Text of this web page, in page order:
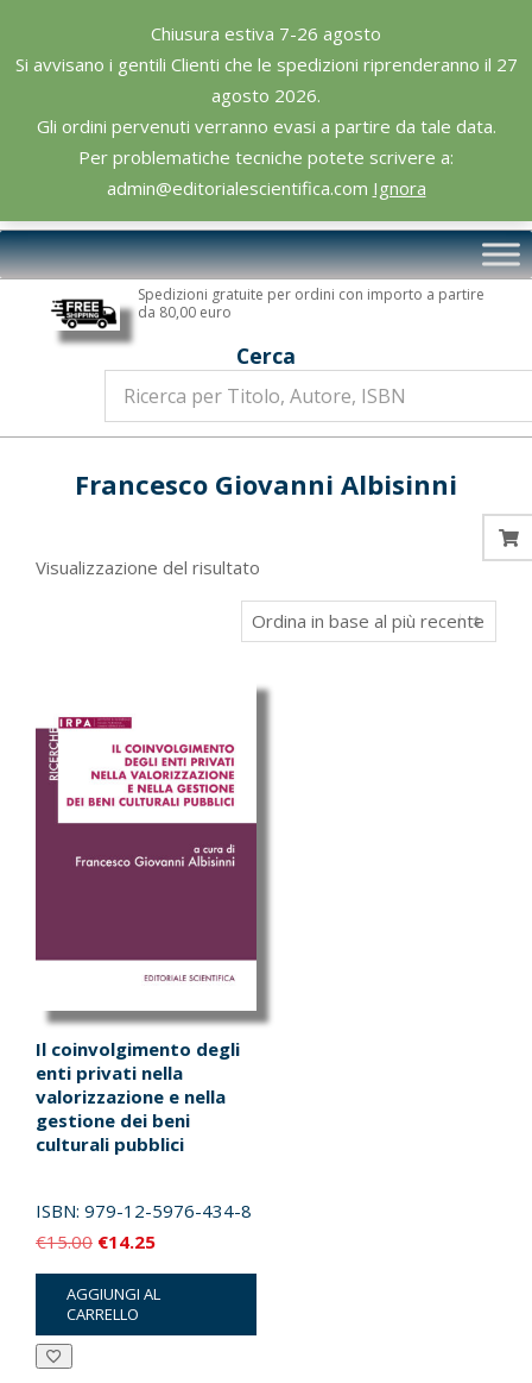
Chiusura estiva 7-26 agosto
Si avvisano i gentili Clienti che le spedizioni riprenderanno il 27
agosto 2026.
Gli ordini pervenuti verranno evasi a partire da tale data.
Per problematiche tecniche potete scrivere a:
admin@editorialescientifica.com Ignora
content
Editoriale
Scientifica
Primary
Navigation
Spedizioni gratuite per ordini con importo a partire
da 80,00 euro
Cerca
Francesco Giovanni Albisinni
Visualizzazione del risultato
Il coinvolgimento degli
enti privati nella
valorizzazione e nella
gestione dei beni
culturali pubblici
ISBN: 979-12-5976-434-8
€15.00 Il
prezzo
originale
era:
€14.25Il
prezzo
attuale
è:
AGGIUNGI AL
CARRELLO